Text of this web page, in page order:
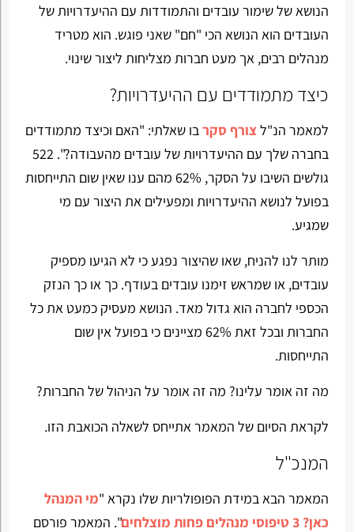
הנושא של שימור עובדים והתמודדות עם ההיעדרויות של
העובדים הוא הנושא הכי "חם" שאני פוגש. הוא מטריד
מנהלים רבים, אך מעט חברות מצליחות ליצור שינוי.
כיצד מתמודדים עם ההיעדרויות?
למאמר הנ"ל צורף סקרבו שאלתי: "האם וכיצד מתמודדים
בחברה שלך עם ההיעדרויות של עובדים מהעבודה?". 522
גולשים השיבו על הסקר, 62% מהם ענו שאין שום התייחסות
בפועל לנושא ההיעדרויות ומפעילים את היצור עם מי
שמגיע.
מותר לנו להניח, שאו שהיצור נפגע כי לא הגיעו מספיק
עובדים, או שמראש זימנו עובדים בעודף. כך או כך הנזק
הכספי לחברה הוא גדול מאד. הנושא מעסיק כמעט את כל
החברות ובכל זאת 62% מציינים כי בפועל אין שום
התייחסות.
מה זה אומר עלינו? מה זה אומר על הניהול של החברות?
לקראת הסיום של המאמר אתייחס לשאלה הכואבת הזו.
המנכ"ל
המאמר הבא במידת הפופולריות שלו נקרא "מי המנהל
כאן? 3 טיפוסי מנהלים פחות מוצלחים
". המאמר פורסם